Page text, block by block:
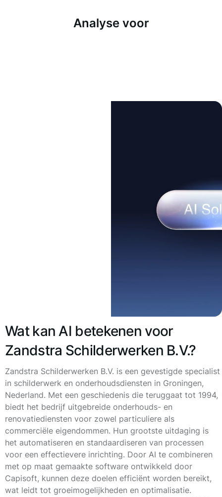
Analyse voor
Wat kan AI betekenen voor
Zandstra Schilderwerken B.V.?
Zandstra Schilderwerken B.V. is een gevestigde specialist
in schilderwerk en onderhoudsdiensten in Groningen,
Nederland. Met een geschiedenis die teruggaat tot 1994,
biedt het bedrijf uitgebreide onderhouds- en
renovatiediensten voor zowel particuliere als
commerciële eigendommen. Hun grootste uitdaging is
het automatiseren en standaardiseren van processen
voor een effectievere inrichting. Door AI te combineren
met op maat gemaakte software ontwikkeld door
Capisoft, kunnen deze doelen efficiënt worden bereikt,
wat leidt tot groeimogelijkheden en optimalisatie.